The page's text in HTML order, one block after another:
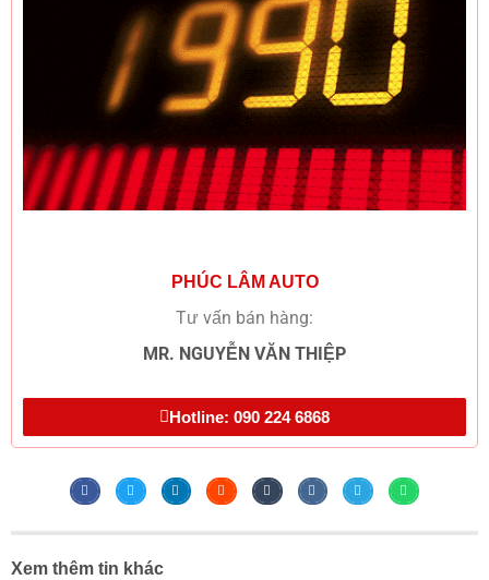
PHÚC LÂM AUTO
Tư vấn bán hàng:
MR. NGUYỄN VĂN THIỆP
Hotline: 090 224 6868
Xem thêm tin khác